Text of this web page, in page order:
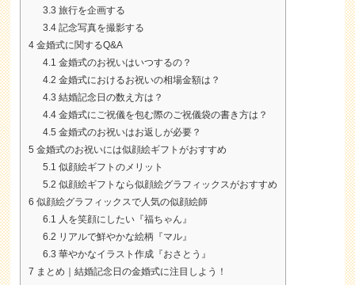
3.3 旅行を企画する
3.4 記念写真を撮影する
4 金婚式に関するQ&A
4.1 金婚式のお祝いはいつするの？
4.2 金婚式におけるお祝いの相場金額は？
4.3 結婚記念日の数え方は？
4.4 金婚式にご祝儀を包む際のご祝儀袋の書き方は？
4.5 金婚式のお祝いはお返しが必要？
5 金婚式のお祝いには似顔絵ギフトがおすすめ
5.1 似顔絵ギフトのメリット
5.2 似顔絵ギフトなら似顔絵グラフィックスがおすすめ
6 似顔絵グラフィックスで人気の似顔絵師
6.1 人を笑顔にしたい『福ちゃん』
6.2 リアルで鮮やかな絵柄『マル』
6.3 華やかなイラスト作成『おさとう』
7 まとめ｜結婚記念日の金婚式に注目しよう！